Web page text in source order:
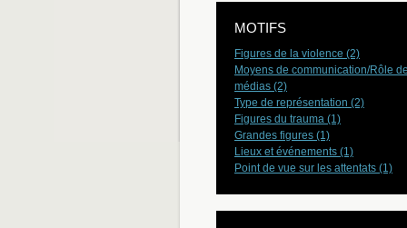
MOTIFS
Figures de la violence (2)
Moyens de communication/Rôle
médias (2)
Type de représentation (2)
Figures du trauma (1)
Grandes figures (1)
Lieux et événements (1)
Point de vue sur les attentats (1)